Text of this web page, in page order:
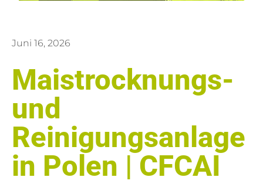
Juni 16, 2026
Maistrocknungs-
und
Reinigungsanlage
in Polen | CFCAI